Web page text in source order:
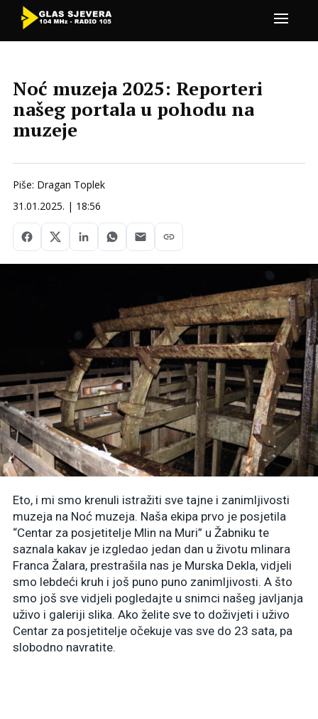
Noć muzeja 2025: Reporteri
našeg portala u pohodu na
muzeje
Piše: Dragan Toplek
31.01.2025. | 18:56
Eto, i mi smo krenuli istražiti sve tajne i zanimljivosti
muzeja na Noć muzeja. Naša ekipa prvo je posjetila
“Centar za posjetitelje Mlin na Muri” u Žabniku te
saznala kakav je izgledao jedan dan u životu mlinara
Franca Žalara, prestrašila nas je Murska Dekla, vidjeli
smo lebdeći kruh i još puno puno zanimljivosti. A što
smo još sve vidjeli pogledajte u snimci našeg javljanja
uživo i galeriji slika. Ako želite sve to doživjeti i uživo
Centar za posjetitelje očekuje vas sve do 23 sata, pa
slobodno navratite.